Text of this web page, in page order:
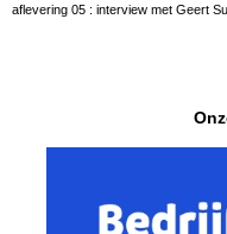
aflevering 05 : interview met Geert